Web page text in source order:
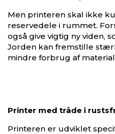
Men printeren skal ikke
reservedele i rummet.
også give vigtig ny viden,
Jorden kan fremstille
mindre forbrug af
Printer med tråde i
Printeren er udviklet